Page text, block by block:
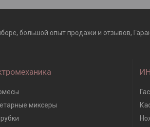
большой опыт продажи и отзывов,
миксеры